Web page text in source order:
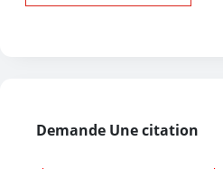
Demande Une citation